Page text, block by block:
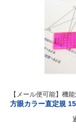
【メール便可能】機
方眼カラー直定規